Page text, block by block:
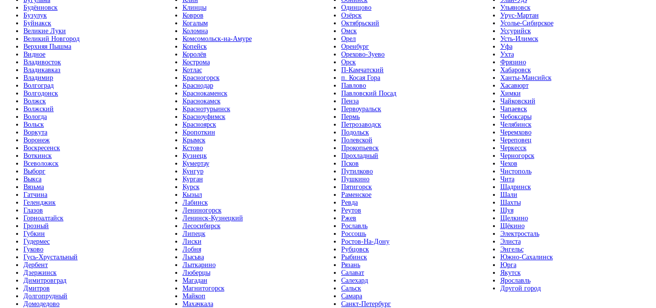
Будённовск
Бузулук
Буйнакск
Великие Луки
Великий Новгород
Верхняя Пышма
Видное
Владивосток
Владикавказ
Владимир
Волгоград
Волгодонск
Волжск
Волжский
Вологда
Вольск
Воркута
Воронеж
Воскресенск
Воткинск
Всеволожск
Выборг
Выкса
Вязьма
Гатчина
Геленджик
Глазов
Горноалтайск
Грозный
Губкин
Гудермес
Гуково
Гусь-Хрустальный
Дербент
Дзержинск
Димитровград
Дмитров
Долгопрудный
Домодедово
Клинцы
Ковров
Когалым
Коломна
Комсомольск-на-Амуре
Копейск
Королёв
Кострома
Котлас
Красногорск
Краснодар
Краснокаменск
Краснокамск
Краснотурьинск
Красноуфимск
Красноярск
Кропоткин
Крымск
Кстово
Кузнецк
Кумертау
Кунгур
Курган
Курск
Кызыл
Лабинск
Лениногорск
Ленинск-Кузнецкий
Лесосибирск
Липецк
Лиски
Лобня
Лысьва
Лыткарино
Люберцы
Магадан
Магнитогорск
Майкоп
Махачкала
Одинцово
Озёрск
Октябрьский
Омск
Орел
Оренбург
Орехово-Зуево
Орск
П-Камчатский
п. Косая Гора
Павлово
Павловский Посад
Пенза
Первоуральск
Пермь
Петрозаводск
Подольск
Полевской
Прокопьевск
Прохладный
Псков
Путилково
Пушкино
Пятигорск
Раменское
Ревда
Реутов
Ржев
Рославль
Россошь
Ростов-На-Дону
Рубцовск
Рыбинск
Рязань
Салават
Салехард
Сальск
Самара
Санкт-Петербург
Ульяновск
Урус-Мартан
Усолье-Сибирское
Уссурийск
Усть-Илимск
Уфа
Ухта
Фрязино
Хабаровск
Ханты-Мансийск
Хасавюрт
Химки
Чайковский
Чапаевск
Чебоксары
Челябинск
Черемхово
Череповец
Черкесск
Черногорск
Чехов
Чистополь
Чита
Шадринск
Шали
Шахты
Шуя
Щелкино
Щёкино
Электросталь
Элиста
Энгельс
Южно-Сахалинск
Юрга
Якутск
Ярославль
Другой город